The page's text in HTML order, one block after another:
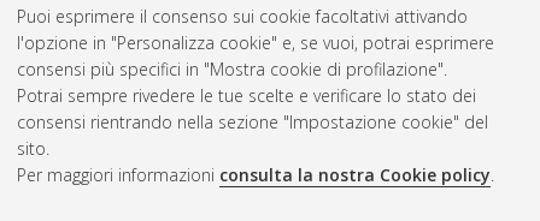
Puoi esprimere il consenso sui cookie facoltativi attivando
l'opzione in "Personalizza cookie" e, se vuoi, potrai esprimere
consensi più specifici in "Mostra cookie di profilazione".
Potrai sempre rivedere le tue scelte e verificare lo stato dei
consensi rientrando nella sezione "Impostazione cookie" del
sito.
Per maggiori informazioni consulta la nostra Cookie policy.
Rss 1.0
Rss 2.0
ISSN: 2038-7946